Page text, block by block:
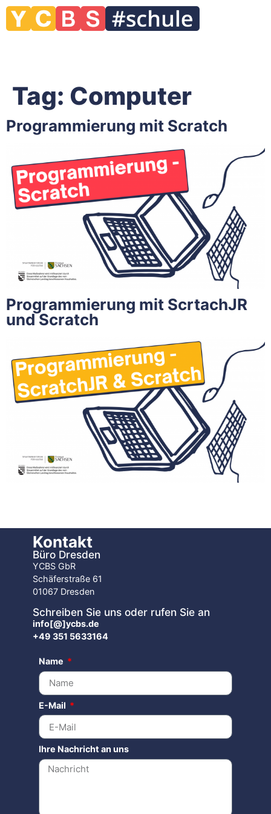
Tag: Computer
Programmierung mit Scratch
Programmierung mit ScrtachJR
und Scratch
Kontakt
Büro Dresden
YCBS GbR
Schäferstraße 61
01067 Dresden
Schreiben Sie uns oder rufen Sie an
info[@]ycbs.de
+49 351 5633164
Name
E-Mail
Ihre Nachricht an uns